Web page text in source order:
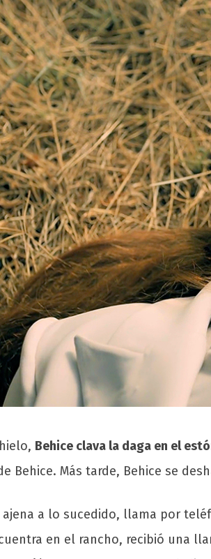
Behice clava la daga en el
Behice. Más tarde, Behice se
a lo sucedido, llama por
en el rancho, recibió una